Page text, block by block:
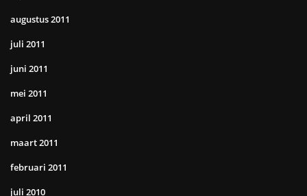
augustus 2011
juli 2011
juni 2011
mei 2011
april 2011
maart 2011
februari 2011
juli 2010